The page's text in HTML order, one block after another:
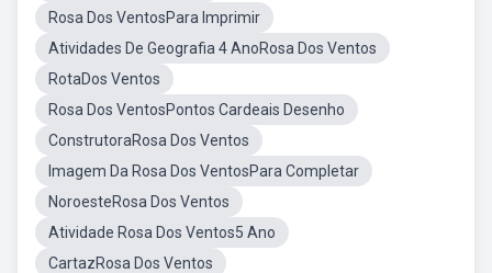
Rosa Dos VentosPara Imprimir
Atividades De Geografia 4 AnoRosa Dos Ventos
RotaDos Ventos
Rosa Dos VentosPontos Cardeais Desenho
ConstrutoraRosa Dos Ventos
Imagem Da Rosa Dos VentosPara Completar
NoroesteRosa Dos Ventos
Atividade Rosa Dos Ventos5 Ano
CartazRosa Dos Ventos